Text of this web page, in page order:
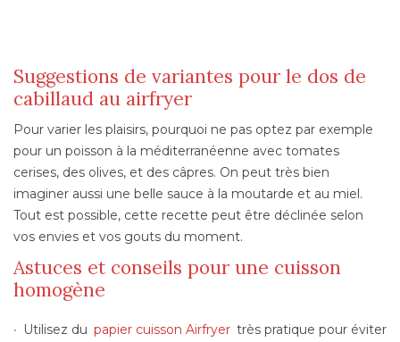
Suggestions de variantes pour le dos de
cabillaud au airfryer
Pour varier les plaisirs, pourquoi ne pas optez par exemple
pour un poisson à la méditerranéenne avec tomates
cerises, des olives, et des câpres. On peut très bien
imaginer aussi une belle sauce à la moutarde et au miel.
Tout est possible, cette recette peut être déclinée selon
vos envies et vos gouts du moment.
Astuces et conseils pour une cuisson
homogène
Utilisez du papier cuisson Airfryer très pratique pour éviter